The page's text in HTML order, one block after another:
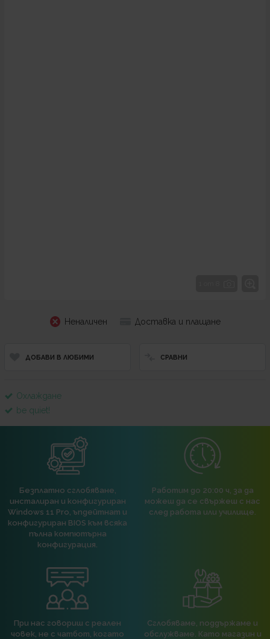
Неналичен Доставка и плащане
ДОБАВИ В ЛЮБИМИ СРАВНИ
Охлаждане
be quiet!
Безплатно сглобяване,
инсталиран и конфигуриран
Windows 11 Pro, ъпдейтнат и
конфигуриран BIOS към всяка
пълна компютърна
конфигурация.
Работим до 20:00 ч, за да
можеш да се свържеш с нас
след работа или училище.
При нас говориш с реален
човек, не с чатбот, когато
Сглобяваме, поддържаме и
обслужваме. Като магазин и